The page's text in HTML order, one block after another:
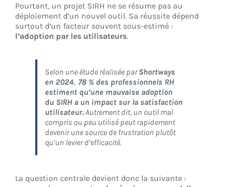
Pourtant, un projet SIRH ne se résume pas au
déploiement d’un nouvel outil. Sa réussite dépend
surtout d’un facteur souvent sous-estimé :
l’adoption par les utilisateurs.
Selon une étude réalisée parShortways
en 2024, 78 % des professionnels RH
estiment qu’une mauvaise adoption
du SIRH a un impact sur la satisfaction
utilisateur. Autrement dit, un outil mal
compris ou peu utilisé peut rapidement
devenir une source de frustration plutôt
qu’un levier d’efficacité.
La question centrale devient donc la suivante :